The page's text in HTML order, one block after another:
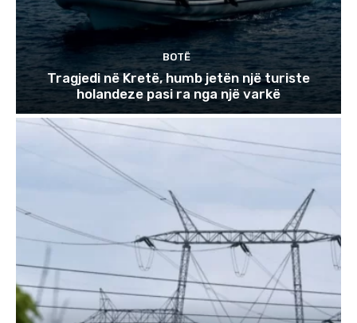
BOTË
Tragjedi në Kretë, humb jetën një turiste
holandeze pasi ra nga një varkë